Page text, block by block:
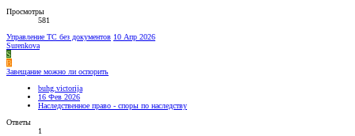
Просмотры
581
Управление ТС без документов 10 Апр 2026
Surenkova
S
B
Завещание можно ли оспорить
buhg.victorija
16 Фев 2026
Наследственное право - споры по наследству
Ответы
1